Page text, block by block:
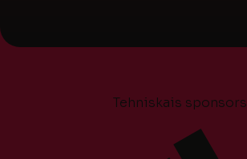
Tehniskais sponsors